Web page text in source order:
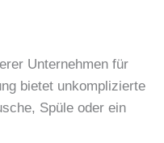
Unternehmen für
bietet unkomplizierte
Spüle oder ein